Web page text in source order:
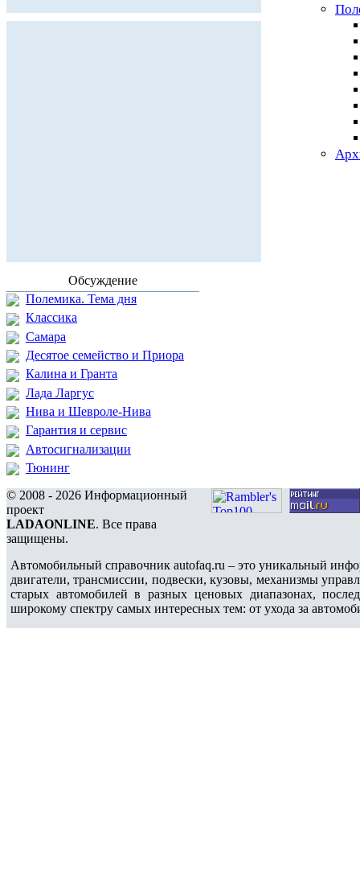
Обсуждение
Полемика. Тема дня
Классика
Самара
Десятое семейство и Приора
Калина и Гранта
Лада Ларгус
Нива и Шевроле-Нива
Гарантия и сервис
Автосигнализации
Тюнинг
© 2008 - 2026 Информационный
проект
LADAONLINE. Все права
защищены.
Автомобильный справочник autofaq.ru – это уникальный
двигатели, трансмиссии, подвески, кузовы, механизмы
старых автомобилей в разных ценовых диапазонах,
широкому спектру самых интересных тем: от ухода за